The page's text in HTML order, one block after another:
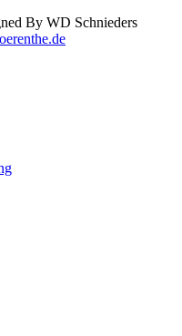
By WD Schnieders